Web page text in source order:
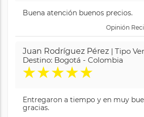
Buena atención buenos precios.
Opinión
Juan Rodríguez Pérez | Tipo
Destino: Bogotá - Colombia
★★★★★
Entregaron a tiempo y en muy
gracias.